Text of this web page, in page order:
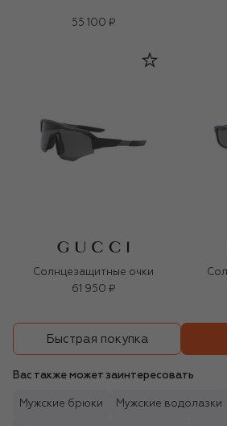
55 100 ₽
Солнцезащитные очки
61 950 ₽
Быстрая покупка
Вас также может заинтересовать
Мужские брюки Мужские водолазки